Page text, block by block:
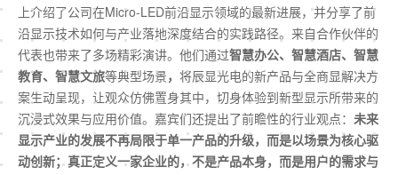
上介绍了公司在Micro-LED前沿显示领域的最新进展，并分享了前
沿显示技术如何与产业落地深度结合的实践路径。来自合作伙伴的
代表也带来了多场精彩演讲。他们通过智慧办公、智慧酒店、智慧
教育、智慧文旅等典型场景， 将辰显光电的新产品与全商显解决方
案生动呈现，让观众仿佛置身其中，切身体验到新型显示所带来的
沉浸式效果与应用价值。嘉宾们还提出了前瞻性的行业观点： 未来
显示产业的发展不再局限于单一产品的升级，而是以场景为核心驱
动创新；真正定义一家企业的，不是产品本身，而是用户的需求与